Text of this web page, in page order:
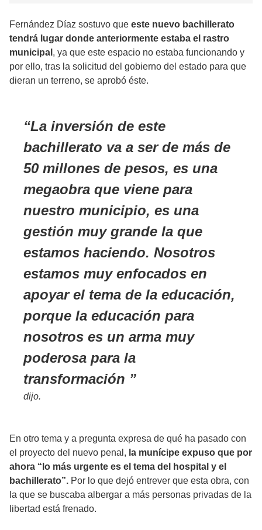
Fernández Díaz sostuvo que este nuevo bachillerato
tendrá lugar donde anteriormente estaba el rastro
municipal , ya que este espacio no estaba funcionando y
por ello, tras la solicitud del gobierno del estado para que
dieran un terreno, se aprobó éste.
La inversión de este
bachillerato va a ser de más de
50 millones de pesos, es una
megaobra que viene para
nuestro municipio, es una
gestión muy grande la que
estamos haciendo. Nosotros
estamos muy enfocados en
apoyar el tema de la educación,
porque la educación para
nosotros es un arma muy
poderosa para la
transformación
dijo.
En otro tema y a pregunta expresa de qué ha pasado con
el proyecto del nuevo penal, la munícipe expuso que por
ahora “lo más urgente es el tema del hospital y el
bachillerato”. Por lo que dejó entrever que esta obra, con
la que se buscaba albergar a más personas privadas de la
libertad está frenado.